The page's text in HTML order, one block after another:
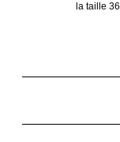
la taille 36